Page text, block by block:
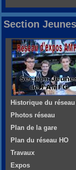
Section Jeunes
Historique du réseau
Photos réseau
Plan de la gare
Plan du réseau HO
Travaux
Expos